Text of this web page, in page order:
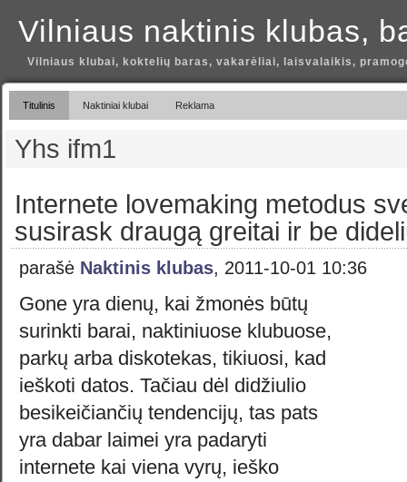
Vilniaus naktinis klubas,
Vilniaus klubai, koktelių baras, vakarėliai, laisvalaikis,
Titulinis Naktiniai klubai Reklama
Yhs ifm1
Internete lovemaking metodus
susirask draugą greitai ir be
parašė Naktinis klubas, 2011-10-01 10:36
Gone yra dienų, kai žmonės būtų
surinkti barai, naktiniuose klubuose,
parkų arba diskotekas, tikiuosi, kad
ieškoti datos. Tačiau dėl didžiulio
besikeičiančių tendencijų, tas pats
yra dabar laimei yra padaryti
internete kai viena vyrų, ieško